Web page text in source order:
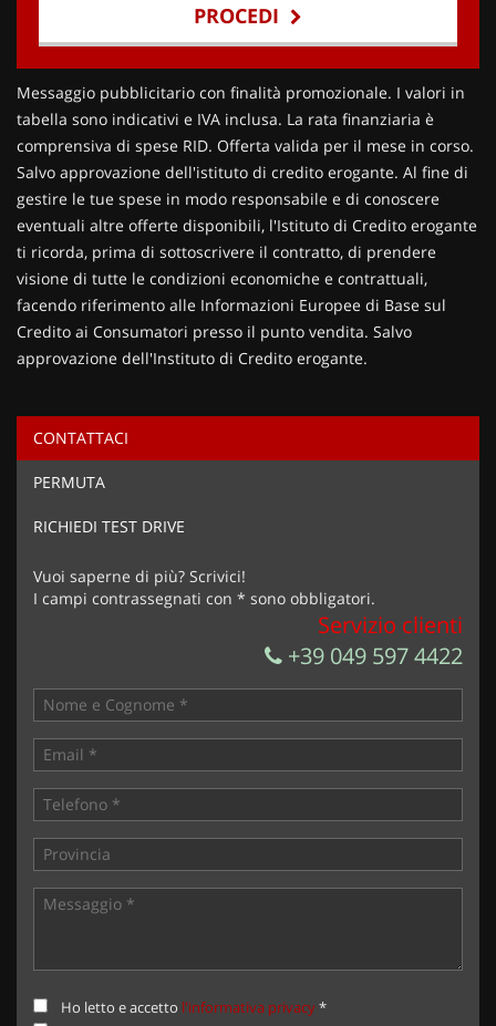
PROCEDI
Contattaci
Ho letto e accettol'informativa privacy*
Acconsento al trattamento dei miei dati per finalità di
Invia la tua richiesta
Messaggio pubblicitario con finalità promozionale. I valori in
tabella sono indicativi e IVA inclusa. La rata finanziaria è
comprensiva di spese RID. Offerta valida per il mese in corso.
Salvo approvazione dell'istituto di credito erogante. Al fine di
gestire le tue spese in modo responsabile e di conoscere
eventuali altre offerte disponibili, l'Istituto di Credito erogante
ti ricorda, prima di sottoscrivere il contratto, di prendere
visione di tutte le condizioni economiche e contrattuali,
facendo riferimento alle Informazioni Europee di Base sul
Credito ai Consumatori presso il punto vendita. Salvo
approvazione dell'Instituto di Credito erogante.
CONTATTACI
PERMUTA
RICHIEDI TEST DRIVE
Vuoi saperne di più? Scrivici!
I campi contrassegnati con * sono obbligatori.
Servizio clienti
+39 049 597 4422
Ho letto e accetto l'informativa privacy*